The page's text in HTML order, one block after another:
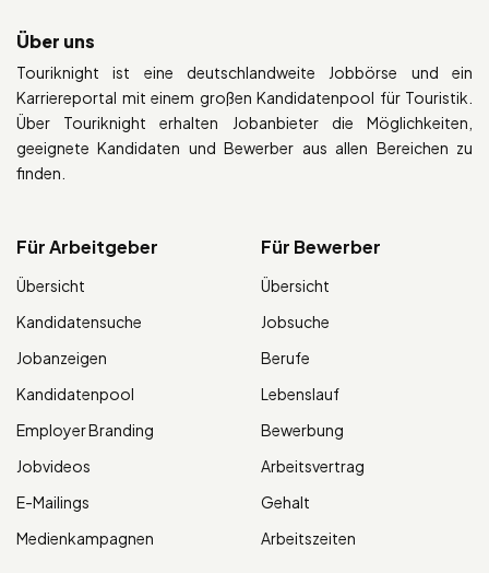
Über uns
Touriknight ist eine deutschlandweite Jobbörse und ein
Karriereportal mit einem großen Kandidatenpool für Touristik.
Über Touriknight erhalten Jobanbieter die Möglichkeiten,
geeignete Kandidaten und Bewerber aus allen Bereichen zu
finden.
Für Arbeitgeber
Übersicht
Kandidatensuche
Jobanzeigen
Kandidatenpool
Employer Branding
Jobvideos
E-Mailings
Medienkampagnen
Für Bewerber
Übersicht
Jobsuche
Berufe
Lebenslauf
Bewerbung
Arbeitsvertrag
Gehalt
Arbeitszeiten